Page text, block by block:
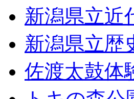
新潟県立近
新潟県立歴
佐渡太鼓体